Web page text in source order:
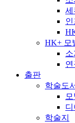
세
인
HK+ 모
소
출판
학술도
학술지